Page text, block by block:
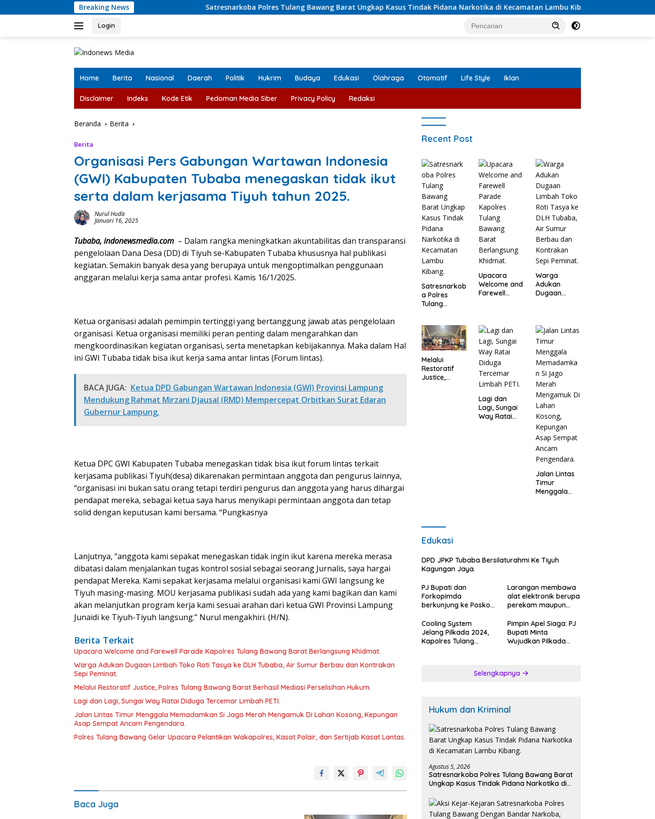
ke
Breaking News Satresnarkoba Polres Tulang Bawang Barat Ungkap Kasus Tindak Pidana Narkotika di Kecamatan Lambu Kibang.
Login
Home Berita Nasional Daerah Politik Hukrim Budaya Edukasi Olahraga Otomotif Life Style Iklan
Disclaimer Indeks Kode Etik Pedoman Media Siber Privacy Policy Redaksi
Beranda Berita
Berita
Organisasi Pers Gabungan Wartawan Indonesia
(GWI) Kabupaten Tubaba menegaskan tidak ikut
serta dalam kerjasama Tiyuh tahun 2025.
Nurul Huda
Januari 16, 2025
Tubaba, indonewsmedia.com – Dalam rangka meningkatkan akuntabilitas dan transparansi
pengelolaan Dana Desa (DD) di Tiyuh se-Kabupaten Tubaba khususnya hal publikasi
kegiatan. Semakin banyak desa yang berupaya untuk mengoptimalkan penggunaan
anggaran melalui kerja sama antar profesi. Kamis 16/1/2025.
Ketua organisasi adalah pemimpin tertinggi yang bertanggung jawab atas pengelolaan
organisasi. Ketua organisasi memiliki peran penting dalam mengarahkan dan
mengkoordinasikan kegiatan organisasi, serta menetapkan kebijakannya. Maka dalam Hal
ini GWI Tubaba tidak bisa ikut kerja sama antar lintas (Forum lintas).
BACA JUGA: Ketua DPD Gabungan Wartawan Indonesia (GWI) Provinsi Lampung
Mendukung Rahmat Mirzani Djausal (RMD) Mempercepat Orbitkan Surat Edaran
Gubernur Lampung.
Ketua DPC GWI Kabupaten Tubaba menegaskan tidak bisa ikut forum lintas terkait
kerjasama publikasi Tiyuh(desa) dikarenakan permintaan anggota dan pengurus lainnya,
“organisasi ini bukan satu orang tetapi terdiri pengurus dan anggota yang harus dihargai
pendapat mereka, sebagai ketua saya harus menyikapi permintaan anggota dan tetap
solid dengan keputusan kami bersama. “Pungkasnya
Lanjutnya, “anggota kami sepakat menegaskan tidak ingin ikut karena mereka merasa
dibatasi dalam menjalankan tugas kontrol sosial sebagai seorang Jurnalis, saya hargai
pendapat Mereka. Kami sepakat kerjasama melalui organisasi kami GWI langsung ke
Tiyuh masing-masing. MOU kerjasama publikasi sudah ada yang kami bagikan dan kami
akan melanjutkan program kerja kami sesuai arahan dari ketua GWI Provinsi Lampung
Junaidi ke Tiyuh-Tiyuh langsung.” Nurul mengakhiri. (H/N).
Berita Terkait
Upacara Welcome and Farewell Parade Kapolres Tulang Bawang Barat Berlangsung Khidmat.
Warga Adukan Dugaan Limbah Toko Roti Tasya ke DLH Tubaba, Air Sumur Berbau dan Kontrakan
Sepi Peminat.
Melalui Restoratif Justice, Polres Tulang Bawang Barat Berhasil Mediasi Perselisihan Hukum.
Lagi dan Lagi, Sungai Way Ratai Diduga Tercemar Limbah PETI.
Jalan Lintas Timur Menggala Memadamkan Si Jago Merah Mengamuk Di Lahan Kosong, Kepungan
Asap Sempat Ancam Pengendara.
Polres Tulang Bawang Gelar Upacara Pelantikan Wakapolres, Kasat Polair, dan Sertijab Kasat Lantas.
Baca Juga
Recent Post
Satresnarkob
a Polres
Tulang
Ungkap
Kasus Tindak
Pidana
Narkotika di
Kecamatan
Lambu
Kibang.
Upacara
Welcome and
Farewell
Bawang
Barat
Berlangsung
Khidmat.
Warga
Adukan
Dugaan
Air Sumur
Berbau dan
Kontrakan
Sepi Peminat.
Melalui
Restoratif
Justice,
Lagi dan
Lagi, Sungai
Way Ratai
Jalan Lintas
Timur
Menggala
Asap Sempat
Edukasi
DPD JPKP Tubaba Bersilaturahmi Ke Tiyuh
Kagungan Jaya.
PJ Bupati dan
Forkopimda
berkunjung ke Posko
Kotak Kosong:ini
tanggapan Jubir
R2TB.
Larangan membawa
alat elektronik berupa
perekam maupun
mencoblos di bilik
suara.
Cooling System
Jelang Pilkada 2024,
Kapolres Tulang
Bupati dan Posko
Pimpin Apel Siaga: PJ
Bupati Minta
Wujudkan Pilkada
Selengkapnya
Hukum dan Kriminal
Agustus 5, 2026
Satresnarkoba Polres Tulang Bawang Barat
Ungkap Kasus Tindak Pidana Narkotika di